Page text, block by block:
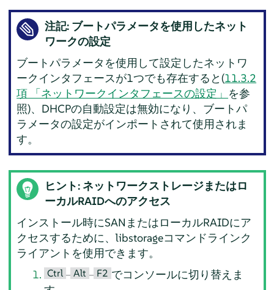
注記: ブートパラメータを使用したネット
ワークの設定
ブートパラメータを使用して設定したネットワ
ークインタフェースが1つでも存在すると(11.3.2
項 「ネットワークインタフェースの設定」 を参
照)、DHCPの自動設定は無効になり、ブートパ
ラメータの設定がインポートされて使用されま
す。
ヒント: ネットワークストレージまたはロ
ーカルRAIDへのアクセス
インストール時にSANまたはローカルRAIDにア
クセスするために、libstorageコマンドラインク
ライアントを使用できます。
Ctrl – Alt – F2 でコンソールに切り替えま